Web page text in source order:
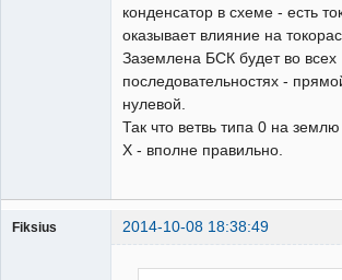
конденсатор в схеме - есть
оказывает влияние на
Заземлена БСК будет во всех
последовательностях -
нулевой.
Так что ветвь типа 0 на
Х - вполне правильно.
Fiksius 2014-10-08 18:38:49